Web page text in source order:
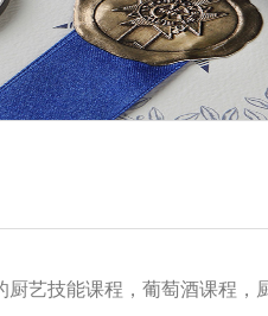
艺技能课程，葡萄酒课程，